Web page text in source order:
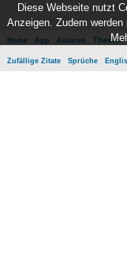
Home App Autoren Themen
Zufällige Zitate Sprüche
Diese Webseite nutzt
Anzeigen. Zudem